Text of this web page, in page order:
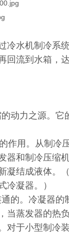
冷水机制冷系
流到水箱，达
动力之源。它
作用。从制冷
器和制冷压缩
凝结成液体。
冷凝器。）
的。冷凝器的
当蒸发器的热
对于小型制冷